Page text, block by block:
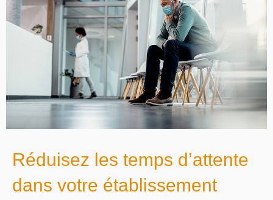
Réduisez les temps d’attente
dans votre établissement